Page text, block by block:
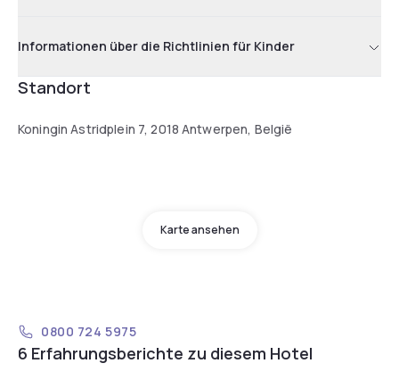
Informationen über die Richtlinien für Kinder
Standort
Koningin Astridplein 7, 2018 Antwerpen, België
Karte ansehen
0800 724 5975
6 Erfahrungsberichte zu diesem Hotel